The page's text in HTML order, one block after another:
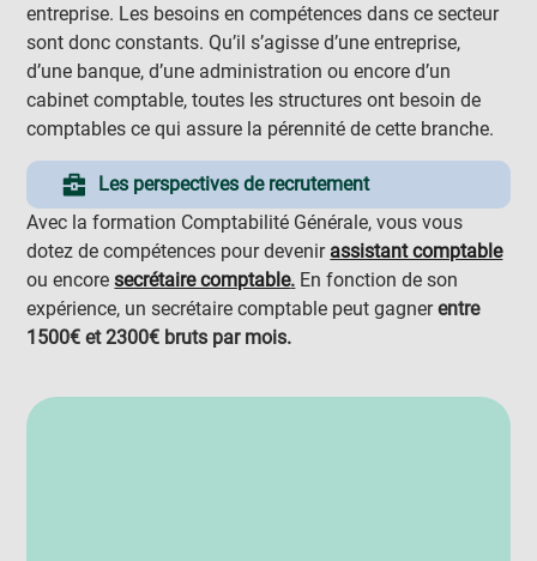
entreprise. Les besoins en compétences dans ce secteur
sont donc constants. Qu’il s’agisse d’une entreprise,
d’une banque, d’une administration ou encore d’un
cabinet comptable, toutes les structures ont besoin de
comptables ce qui assure la pérennité de cette branche.
Les perspectives de recrutement
Avec la formation Comptabilité Générale, vous vous
dotez de compétences pour devenir assistant comptable
ou encoresecrétaire comptable. En fonction de son
expérience, un secrétaire comptable peut gagnerentre
1500€ et 2300€ bruts par mois.